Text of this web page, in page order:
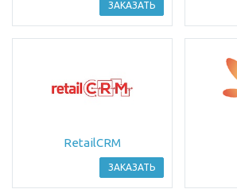
ЗАКАЗАТЬ
RetailCRM
ЗАКАЗАТЬ